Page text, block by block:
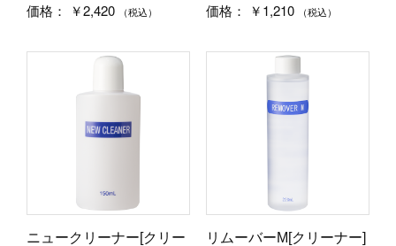
価格：
￥2,420 （税込）
価格：
￥1,210 （税込）
ニュークリーナー[クリー
リムーバーM[クリーナー]